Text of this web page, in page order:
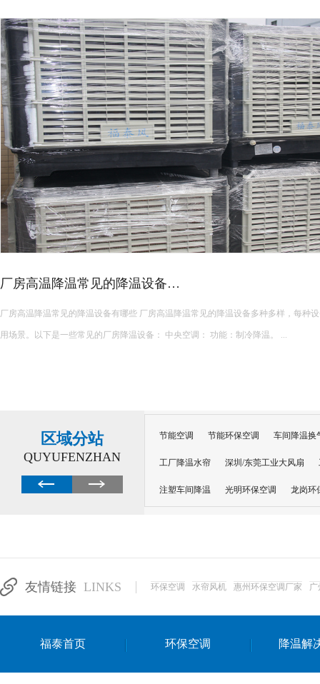
厂房高温降温常见的降温设备…
厂房高温降温常见的降温设备有哪些 厂房高温降温常见的降温设备多种多样，每种设备都有其独特的功能和适
用场景。以下是一些常见的厂房降温设备： 中央空调： 功能：制冷降温。 ...
区域分站
QUYUFENZHAN
节能空调 节能环保空调 车间降温换
工厂降温水帘 深圳/东莞工业大风扇
注塑车间降温 光明环保空调 龙岗环
达州工业省电安装
友情链接 LINKS 环保空调 水帘风机 惠州环保空调厂家 广
福泰首页 环保空调 降温解